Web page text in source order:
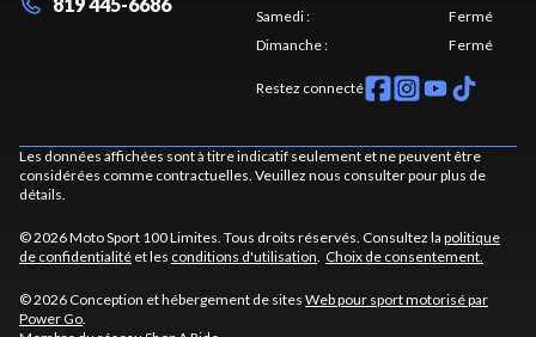
Samedi:
Fermé
Dimanche: Fermé
Restez connecté
Les données affichées sont à titre indicatif seulement et ne peuvent être
considérées comme contractuelles. Veuillez nous consulter pour plus de
détails.
© 2026 Moto Sport 100 Limites. Tous droits réservés. Consultez la politique
de confidentialité et les conditions d'utilisation Choix de consentement.
© 2026 Conception et hébergement de sites Web pour sport motorisé par
Power Go